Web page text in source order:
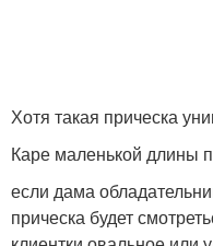
Хотя такая прическа
Каре маленькой длины
если дама
прическа будет